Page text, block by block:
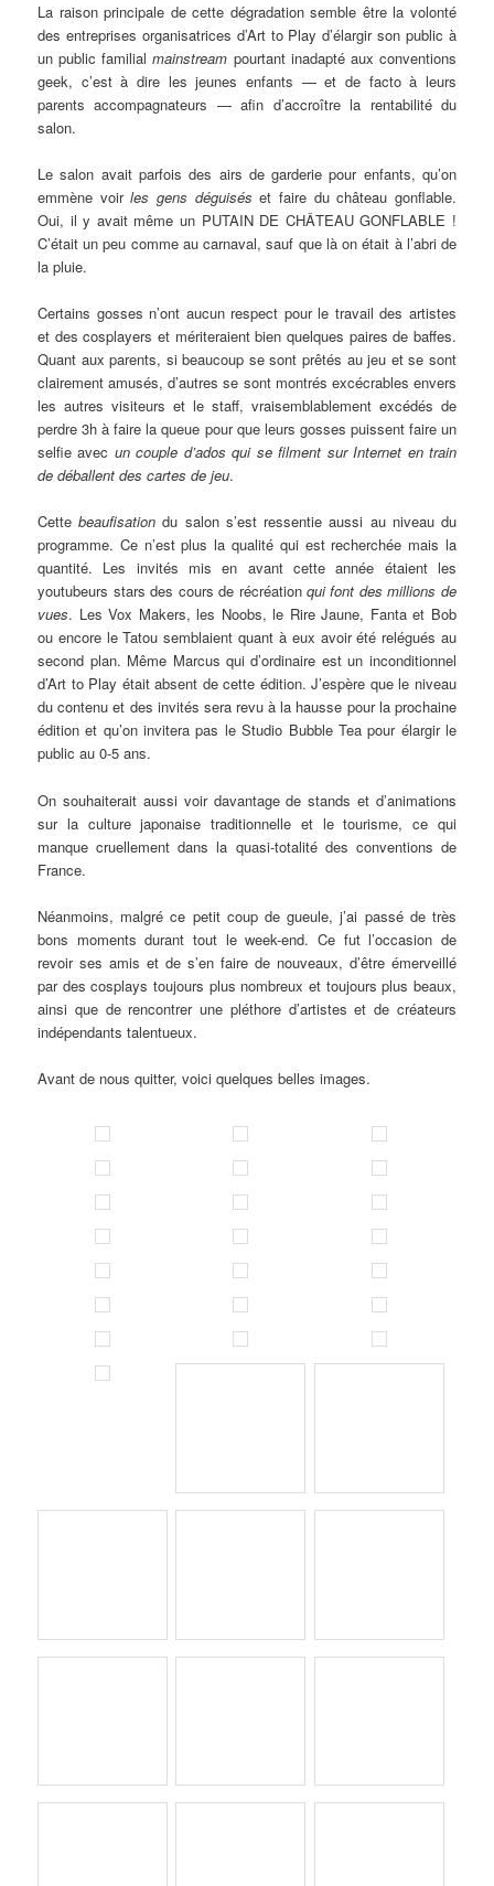
La raison principale de cette dégradation semble être la volonté
des entreprises organisatrices d’Art to Play d’élargir son public à
un public familialmainstream pourtant inadapté aux conventions
geek, c’est à dire les jeunes enfants — et de facto à leurs
parents accompagnateurs — afin d’accroître la rentabilité du
salon.
Le salon avait parfois des airs de garderie pour enfants, qu’on
emmène voirles gens déguisés et faire du château gonflable.
Oui, il y avait même un PUTAIN DE CHÂTEAU GONFLABLE !
C’était un peu comme au carnaval, sauf que là on était à l’abri de
la pluie.
Certains gosses n’ont aucun respect pour le travail des artistes
et des cosplayers et mériteraient bien quelques paires de baffes.
Quant aux parents, si beaucoup se sont prêtés au jeu et se sont
clairement amusés, d’autres se sont montrés excécrables envers
les autres visiteurs et le staff, vraisemblablement excédés de
perdre 3h à faire la queue pour que leurs gosses puissent faire un
selfie avec un couple d’ados qui se filment sur Internet en train
de déballent des cartes de jeu.
Cettebeaufisation du salon s’est ressentie aussi au niveau du
programme. Ce n’est plus la qualité qui est recherchée mais la
quantité. Les invités mis en avant cette année étaient les
youtubeurs stars des cours de récréation qui font des millions de
vues. Les Vox Makers, les Noobs, le Rire Jaune, Fanta et Bob
ou encore le Tatou semblaient quant à eux avoir été relégués au
second plan. Même Marcus qui d’ordinaire est un inconditionnel
d’Art to Play était absent de cette édition. J’espère que le niveau
du contenu et des invités sera revu à la hausse pour la prochaine
édition et qu’on invitera pas le Studio Bubble Tea pour élargir le
public au 0-5 ans.
On souhaiterait aussi voir davantage de stands et d’animations
sur la culture japonaise traditionnelle et le tourisme, ce qui
manque cruellement dans la quasi-totalité des conventions de
France.
Néanmoins, malgré ce petit coup de gueule, j’ai passé de très
bons moments durant tout le week-end. Ce fut l’occasion de
revoir ses amis et de s’en faire de nouveaux, d’être émerveillé
par des cosplays toujours plus nombreux et toujours plus beaux,
ainsi que de rencontrer une pléthore d’artistes et de créateurs
indépendants talentueux.
Avant de nous quitter, voici quelques belles images.